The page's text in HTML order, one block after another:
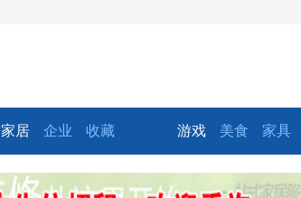
家居 企业 收藏 游戏 美食 家具